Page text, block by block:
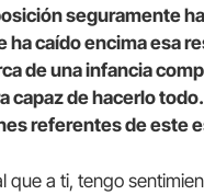
seguramente
ha caído encima esa
de una infancia
capaz de hacerlo
referentes de este
que a ti, tengo